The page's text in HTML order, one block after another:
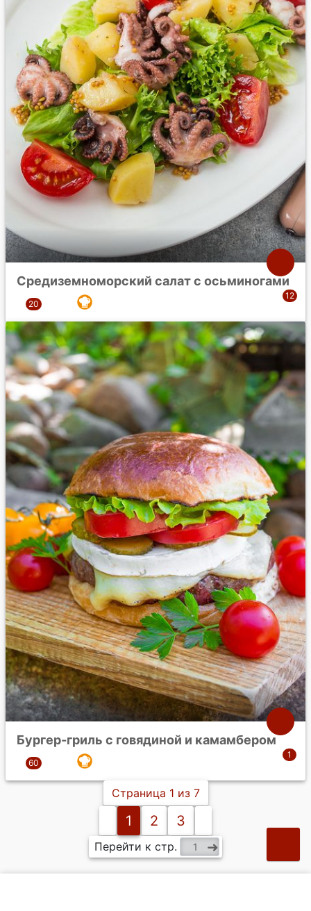
Средиземноморский салат с осьминогами
Бургер-гриль с говядиной и камамбером
Страница 1 из 7
1 2 3
Перейти к стр.